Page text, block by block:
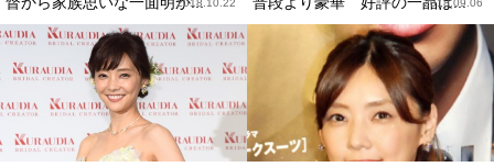
2018.10.22 2018.09.06